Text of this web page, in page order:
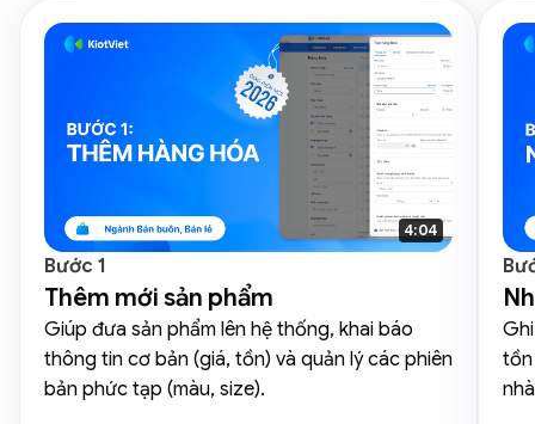
4:04
Bước 1
Thêm mới sản phẩm
Giúp đưa sản phẩm lên hệ thống, khai báo
thông tin cơ bản (giá, tồn) và quản lý các phiên
bản phức tạp (màu, size).
tồn